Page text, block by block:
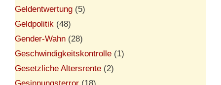
Geldentwertung (5)
Geldpolitik (48)
Gender-Wahn (28)
Geschwindigkeitskontrolle (1)
Gesetzliche Altersrente (2)